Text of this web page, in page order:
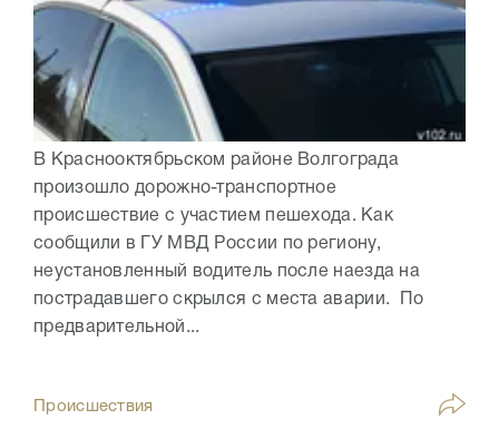
В Краснооктябрьском районе Волгограда
произошло дорожно-транспортное
происшествие с участием пешехода. Как
сообщили в ГУ МВД России по региону,
неустановленный водитель после наезда на
пострадавшего скрылся с места аварии. По
предварительной...
Происшествия